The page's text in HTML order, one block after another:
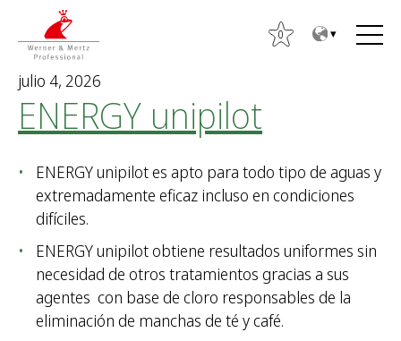
0
julio 4, 2026
ENERGY unipilot
ENERGY unipilot es apto para todo tipo de aguas y
extremadamente eficaz incluso en condiciones
difíciles.
ENERGY unipilot obtiene resultados uniformes sin
necesidad de otros tratamientos gracias a sus
agentes con base de cloro responsables de la
eliminación de manchas de té y café.